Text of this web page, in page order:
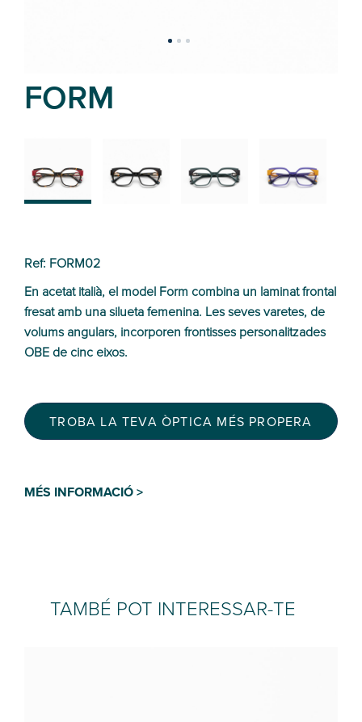
FORM
Ref: FORM02
En acetat italià, el model Form combina un laminat frontal
fresat amb una silueta femenina. Les seves varetes, de
volums angulars, incorporen frontisses personalitzades
OBE de cinc eixos.
TROBA LA TEVA ÒPTICA MÉS PROPERA
MÉS INFORMACIÓ >
TAMBÉ POT INTERESSAR-TE